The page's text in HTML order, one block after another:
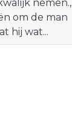
nemen.,
om de man
hij wat...